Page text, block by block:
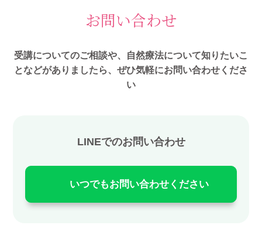
お問い合わせ
受講についてのご相談や、自然療法について知りたいこ
となどがありましたら、ぜひ気軽にお問い合わせくださ
い
LINEでのお問い合わせ
いつでもお問い合わせください